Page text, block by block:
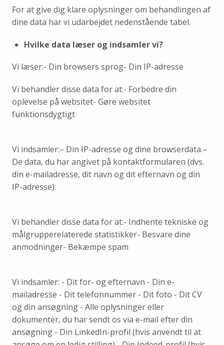
For at give dig klare oplysninger om behandlingen af
dine data har vi udarbejdet nedenstående tabel.
Hvilke data læser og indsamler vi?
Vi læser:- Din browsers sprog- Din IP-adresse
Vi behandler disse data for at:- Forbedre din
oplevelse på websitet- Gøre websitet
funktionsdygtigt
Vi indsamler:– Din IP-adresse og dine browserdata.–
De data, du har angivet på kontaktformularen (dvs.
din e-mailadresse, dit navn og dit efternavn og din
IP-adresse).
Vi behandler disse data for at:- Indhente tekniske og
målgrupperelaterede statistikker- Besvare dine
anmodninger- Bekæmpe spam
Vi indsamler: - Dit for- og efternavn - Din e-
mailadresse - Dit telefonnummer - Dit foto - Dit CV
og din ansøgning - Alle oplysninger eller
dokumenter, du har sendt os via e-mail efter din
ansøgning - Din LinkedIn-profil (hvis anvendt til at